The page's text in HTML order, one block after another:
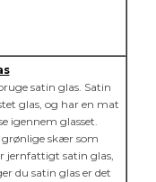
satin glas. Satin
glas, og har en mat
igennem glasset.
grønlige skær som
jernfattigt satin glas,
du satin glas er det